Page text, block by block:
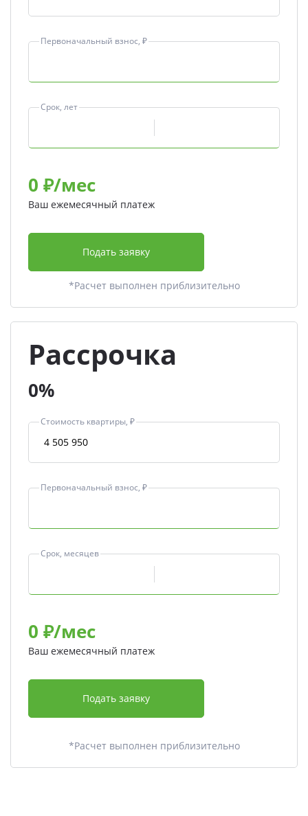
Первоначальный взнос, ₽
Срок, лет
0 ₽/мес
Ваш ежемесячный платеж
Подать заявку
*Расчет выполнен приблизительно
Рассрочка
0%
Стоимость квартиры, ₽
Первоначальный взнос, ₽
Срок, месяцев
0 ₽/мес
Ваш ежемесячный платеж
Подать заявку
*Расчет выполнен приблизительно